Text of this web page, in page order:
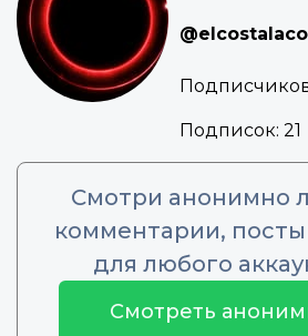
Подписок: 21
Смотри анонимно
комментарии,
для любого
Смотреть